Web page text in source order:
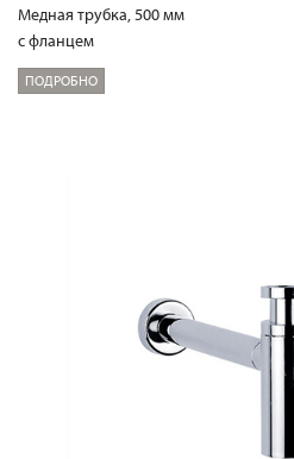
Медная трубка, 500 мм
с фланцем
ПОДРОБНО